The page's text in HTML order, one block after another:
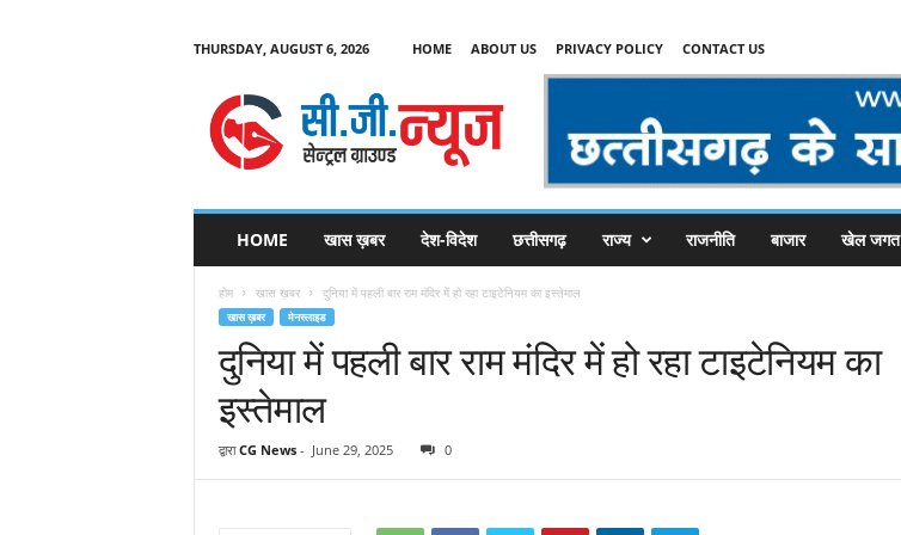
THURSDAY, AUGUST 6, 2026 HOME ABOUT US PRIVACY POLICY CONTACT US
C
HOME खास ख़बर देश-विदेश छत्तीसगढ़ राज्य राजनीति बाजार खेल जगत
होम खास ख़बर दुनिया में पहली बार राम मंदिर में हो रहा टाइटेनियम का इस्तेमाल
खास ख़बर मेनस्लाइड
दुनिया में पहली बार राम मंदिर में हो रहा टाइटेनियम का
इस्तेमाल
द्वारा CG News- June 29, 2025 0